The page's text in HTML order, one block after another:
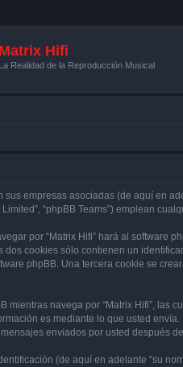
Matrix Hifi
La Realidad de la Reproducción Musical
empresas asociadas (de aquí en
Limited”, “phpBB Teams”) emplean
por “Matrix Hifi” hará al
cookies sólo contienen un
phpBB. Una tercera cookie se
mientras navega por “Matrix Hifi”,
es mediante lo que usted
enviados por usted después
(de aquí en adelante “su